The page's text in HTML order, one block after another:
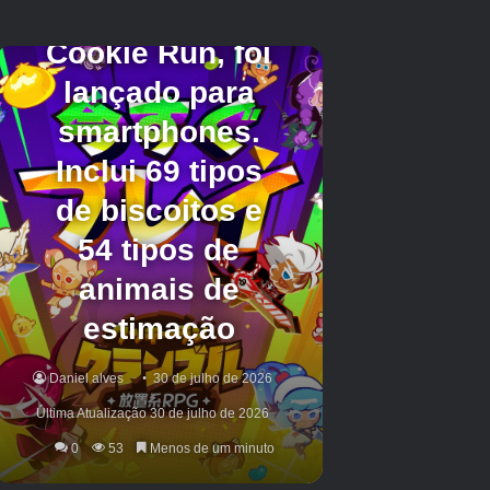
Crédito da imagem:
Eurogamer/Desenvolvedores de Shadowrise
Você vai querer convocar a Donzela Abençoada
algumas vezes para obter recursos como
núcleos aerodinâmicos, Marcas Celestiais
Essência do VendavaleRemanescente da
Marétudo isso pode ser usado para comprar a
espada da Donzela Abençoada. Mantenha seu
inventário abastecido até a borda com Tempest
Relics e prepare-se para um longo período de
trabalho duro.
E isso é tudo que você precisa saber sobre
como cultivar Tempest Relics. Se precisar de
mais ajuda em Sailor Piece, certifique-se de
ganhar alguns brindes grátis usando nossa lista